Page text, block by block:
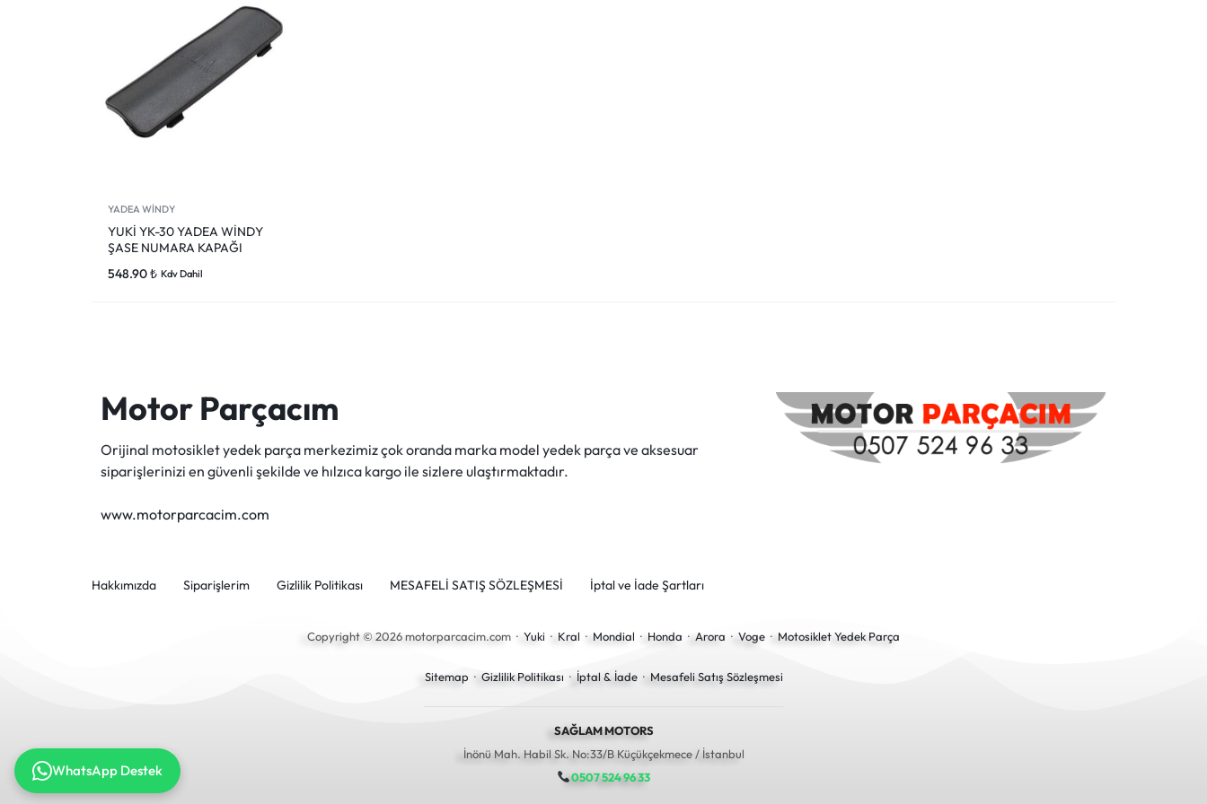
YAMAHA
YUKI ATV
Genel
YADEA WİNDY
YUKİ YK-30 YADEA WİNDY
ŞASE NUMARA KAPAĞI
548.90₺ Kdv Dahil
Motor Parçacım
Orijinal motosiklet yedek parça merkezimiz çok oranda marka model yedek parça ve aksesuar
siparişlerinizi en güvenli şekilde ve hılzıca kargo ile sizlere ulaştırmaktadır.
www.motorparcacim.com
Hakkımızda Siparişlerim Gizlilik Politikası MESAFELİ SATIŞ SÖZLEŞMESİ İptal ve İade Şartları
Copyright © 2026 motorparcacim.com · Yuki · Kral · Mondial · Honda · Arora · Voge · Motosiklet Yedek Parça
Sitemap · Gizlilik Politikası · İptal & İade· Mesafeli Satış Sözleşmesi
SAĞLAM MOTORS
İnönü Mah. Habil Sk. No:33/B Küçükçekmece / İstanbul
0507 524 96 33
WhatsApp Destek